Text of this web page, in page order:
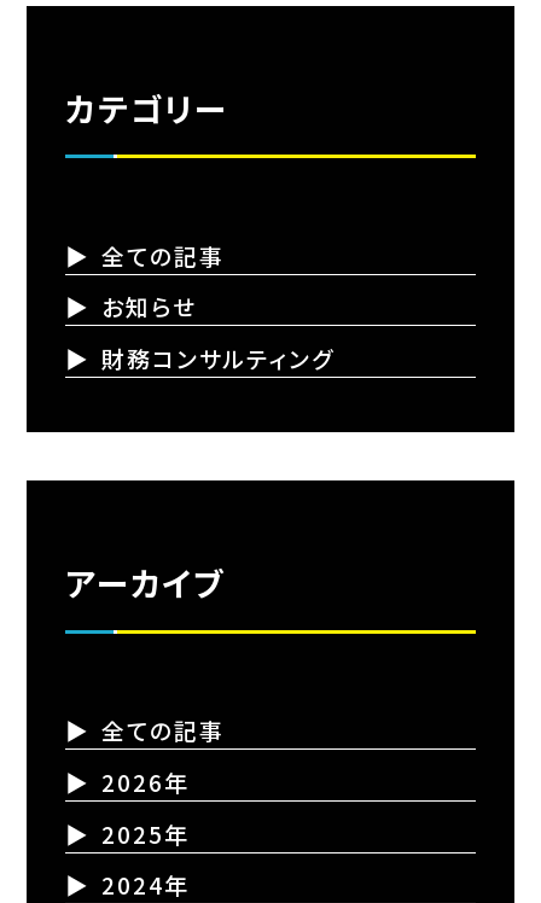
カテゴリー
全ての記事
お知らせ
財務コンサルティング
アーカイブ
全ての記事
2026年
2025年
2024年